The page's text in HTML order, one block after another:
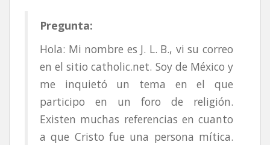
Pregunta:
Hola: Mi nombre es J. L. B., vi su correo
en el sitio catholic.net. Soy de México y
me inquietó un tema en el que
participo en un foro de religión.
Existen muchas referencias en cuanto
a que Cristo fue una persona mítica.